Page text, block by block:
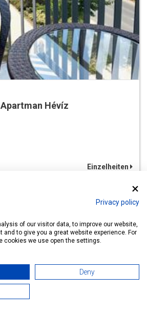
Privacy policy
of our visitor data, to improve our website,
to give you a great website experience. For
cookies we use open the settings.
Deny
Hévíz
Einzelheiten
Unterkunftsuche